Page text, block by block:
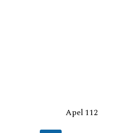
Apel 112